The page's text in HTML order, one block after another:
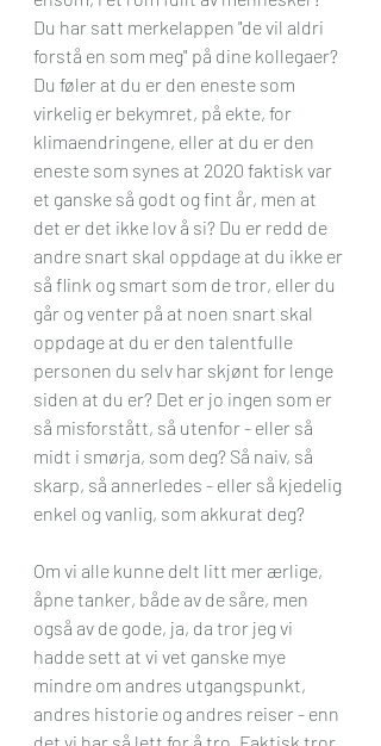
Du har satt merkelappen "de vil aldri
forstå en som meg" på dine kollegaer?
Du føler at du er den eneste som
virkelig er bekymret, på ekte, for
klimaendringene, eller at du er den
eneste som synes at 2020 faktisk var
et ganske så godt og fint år, men at
det er det ikke lov å si? Du er redd de
andre snart skal oppdage at du ikke er
så flink og smart som de tror, eller du
går og venter på at noen snart skal
oppdage at du er den talentfulle
personen du selv har skjønt for lenge
siden at du er? Det er jo ingen som er
så misforstått, så utenfor - eller så
midt i smørja, som deg? Så naiv, så
skarp, så annerledes - eller så kjedelig
enkel og vanlig, som akkurat deg?
Om vi alle kunne delt litt mer ærlige,
åpne tanker, både av de såre, men
også av de gode, ja, da tror jeg vi
hadde sett at vi vet ganske mye
mindre om andres utgangspunkt,
andres historie og andres reiser - enn